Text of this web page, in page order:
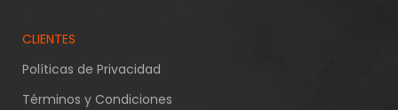
CLIENTES
Políticas de Privacidad
Términos y Condiciones